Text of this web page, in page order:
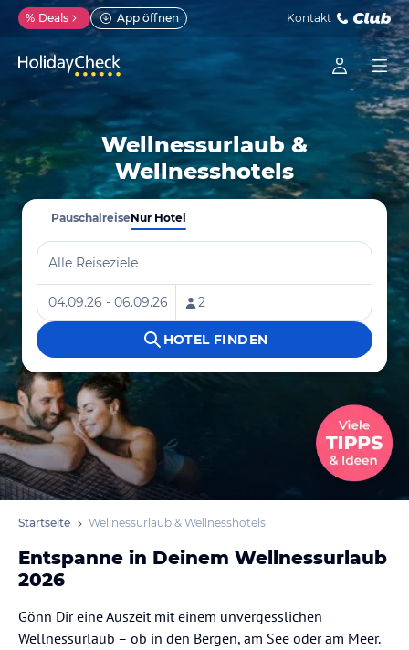
% Deals App öffnen Kontakt
Wellnessurlaub &
Wellnesshotels
Startseite Wellnessurlaub & Wellnesshotels
Entspanne in Deinem Wellnessurlaub
2026
Gönn Dir eine Auszeit mit einem unvergesslichen
Wellnessurlaub – ob in den Bergen, am See oder am Meer.